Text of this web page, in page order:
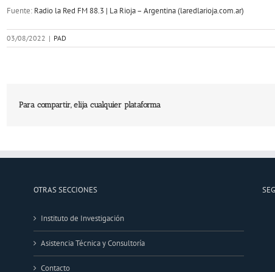
Fuente: Radio la Red FM 88.3 | La Rioja – Argentina (laredlarioja.com.ar)
03/08/2022 | PAD
Para compartir, elija cualquier plataforma
OTRAS SECCIONES
Instituto de Investigación
Asistencia Técnica y Consultoría
Contacto